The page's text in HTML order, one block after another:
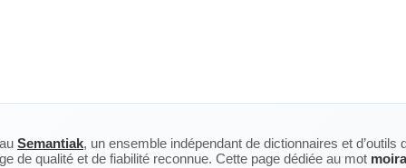
Semantiak, un ensemble indépendant de dictionnaires et
de qualité et de fiabilité reconnue. Cette page dédiée au mot